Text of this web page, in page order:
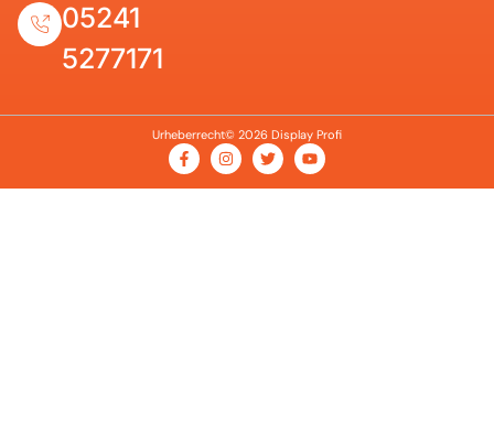
05241
5277171
Urheberrecht© 2026 Display Profi